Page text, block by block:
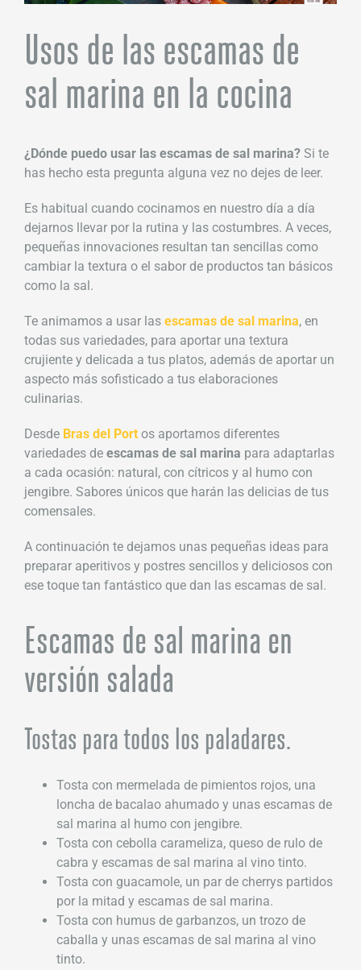
Usos de las escamas de
sal marina en la cocina
¿Dónde puedo usar las escamas de sal marina? Si te
has hecho esta pregunta alguna vez no dejes de leer.
Es habitual cuando cocinamos en nuestro día a día
dejarnos llevar por la rutina y las costumbres. A veces,
pequeñas innovaciones resultan tan sencillas como
cambiar la textura o el sabor de productos tan básicos
como la sal.
Te animamos a usar las escamas de sal marina, en
todas sus variedades, para aportar una textura
crujiente y delicada a tus platos, además de aportar un
aspecto más sofisticado a tus elaboraciones
culinarias.
Desde Bras del Port os aportamos diferentes
variedades de escamas de sal marina para adaptarlas
a cada ocasión: natural, con cítricos y al humo con
jengibre. Sabores únicos que harán las delicias de tus
comensales.
A continuación te dejamos unas pequeñas ideas para
preparar aperitivos y postres sencillos y deliciosos con
ese toque tan fantástico que dan las escamas de sal.
Escamas de sal marina en
versión salada
Tostas para todos los paladares.
Tosta con mermelada de pimientos rojos, una
loncha de bacalao ahumado y unas escamas de
sal marina al humo con jengibre.
Tosta con cebolla carameliza, queso de rulo de
cabra y escamas de sal marina al vino tinto.
Tosta con guacamole, un par de cherrys partidos
por la mitad y escamas de sal marina.
Tosta con humus de garbanzos, un trozo de
caballa y unas escamas de sal marina al vino
tinto.